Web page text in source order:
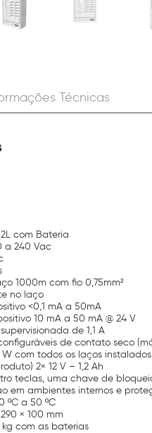
Técnicas
com Bateria
a 240 Vac
1000m com fio 0,75mm²
no laço
<0,1 mA a 50mA
10 mA a 50 mA @ 24 V
de 1,1 A
de contato seco
com todos os laços
2× 12 V – 1,2 Ah
teclas, uma chave de
em ambientes internos e
ºC a 50 ºC
× 100 mm
kg com as baterias